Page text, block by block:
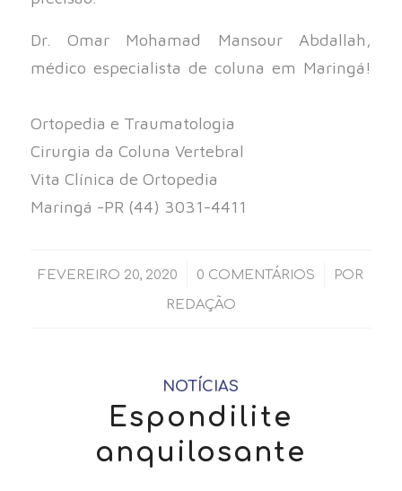
Dr. Omar Mohamad Mansour Abdallah,
médico especialista de coluna em Maringá!
Ortopedia e Traumatologia⠀⠀
Cirurgia da Coluna Vertebral⠀⠀
Vita Clínica de Ortopedia⠀⠀
Maringá -PR (44) 3031-4411⠀
FEVEREIRO 20, 2020
/ 0 COMENTÁRIOS
/ POR
REDAÇÃO
NOTÍCIAS
Espondilite
anquilosante